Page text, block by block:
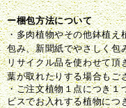
ー梱包方法について
・多肉植物やその他鉢植え
包み、新聞紙でやさしく包
リサイクル品を使わせて頂
葉が取れたりする場合もご
・ご注文植物１点につき１
ビスでお入れする植物につ